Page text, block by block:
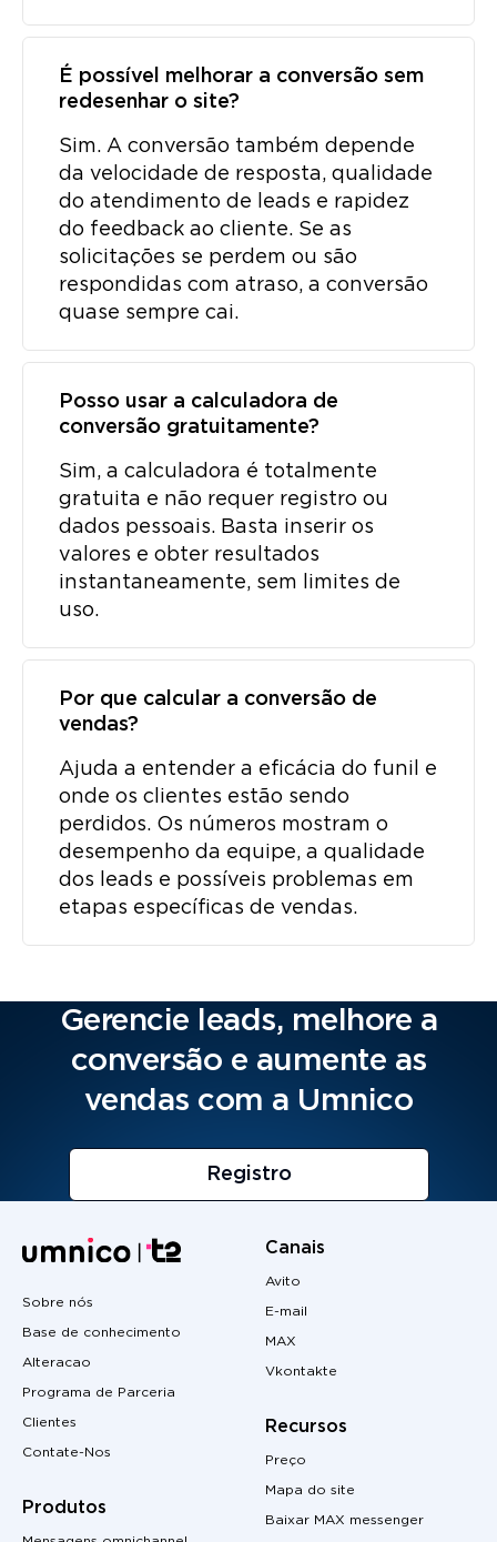
É possível melhorar a conversão sem
redesenhar o site?
Sim. A conversão também depende
da velocidade de resposta, qualidade
do atendimento de leads e rapidez
do feedback ao cliente. Se as
solicitações se perdem ou são
respondidas com atraso, a conversão
quase sempre cai.
Posso usar a calculadora de
conversão gratuitamente?
Sim, a calculadora é totalmente
gratuita e não requer registro ou
dados pessoais. Basta inserir os
valores e obter resultados
instantaneamente, sem limites de
uso.
Por que calcular a conversão de
vendas?
Ajuda a entender a eficácia do funil e
onde os clientes estão sendo
perdidos. Os números mostram o
desempenho da equipe, a qualidade
dos leads e possíveis problemas em
etapas específicas de vendas.
Gerencie leads, melhore a
conversão e aumente as
vendas com a Umnico
Registro
Sobre nós
Base de conhecimento
Alteracao
Programa de Parceria
Clientes
Contate-Nos
Produtos
Canais
Avito
E-mail
MAX
Vkontakte
Recursos
Preço
Mapa do site
Baixar MAX messenger